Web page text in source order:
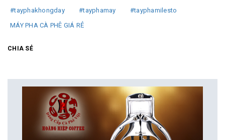
#tayphakhongday
#tayphamay
#tayphamilesto
MÁY PHA CÀ PHÊ GIÁ RẺ
CHIA SẺ